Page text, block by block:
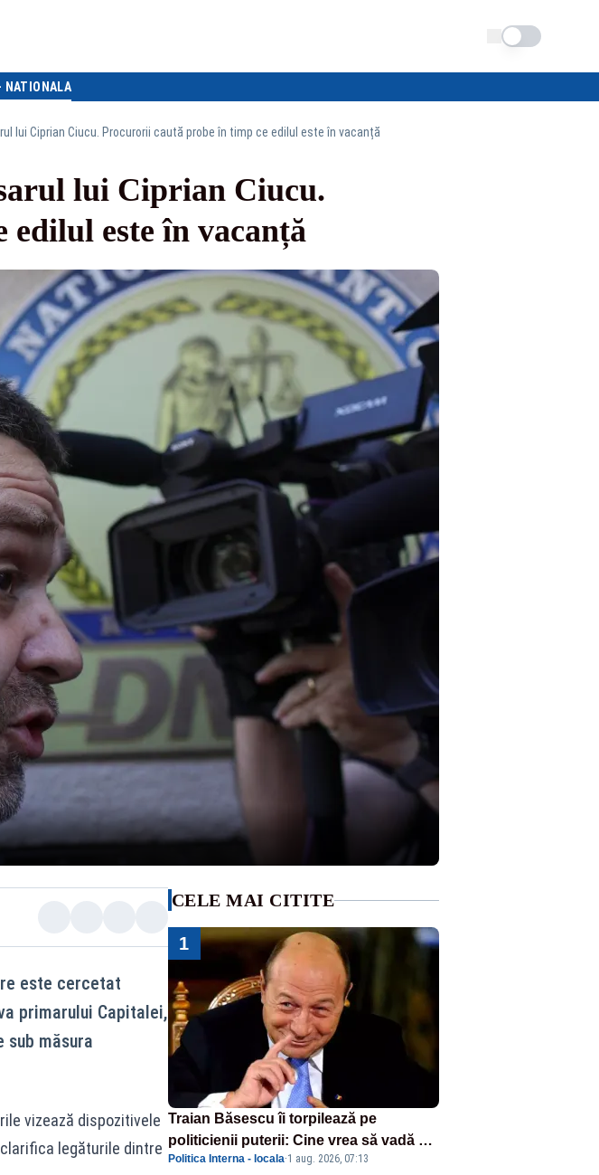
Schimba tema
NATIONALA
lui Ciprian Ciucu. Procurorii caută probe în timp ce edilul este în vacanță
lui Ciprian Ciucu.
este în vacanță
este cercetat
primarului Capitalei,
măsura
vizează dispozitivele
legăturile dintre
CELE MAI CITITE
1
Traian Băsescu îi torpilează pe
politicienii puterii: Cine vrea să vadă ce
înseamnă să fii prost, se uită la
Politica Interna - locala·1 aug. 2026, 07:13